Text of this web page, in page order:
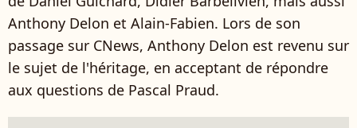
Anthony Delon et Alain-Fabien. Lors de son
passage sur CNews, Anthony Delon est revenu sur
le sujet de l'héritage, en acceptant de répondre
aux questions de Pascal Praud.